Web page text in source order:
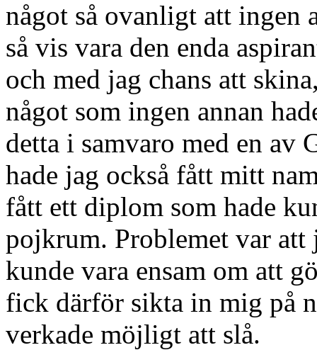
något så ovanligt att ingen
så vis vara den enda
och med jag chans att
något som ingen annan
detta i samvaro med en av
hade jag också fått mitt
fått ett diplom som hade
pojkrum. Problemet var att
kunde vara ensam om att
fick därför sikta in mig på
verkade möjligt att slå.